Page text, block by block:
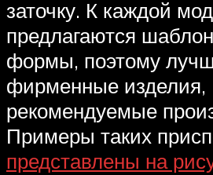
заточку. К каждой
предлагаются
формы, поэтому
фирменные изделия,
рекомендуемые
Примеры таких
представлены на